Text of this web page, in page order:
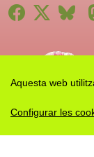
Aquesta web
Configurar les